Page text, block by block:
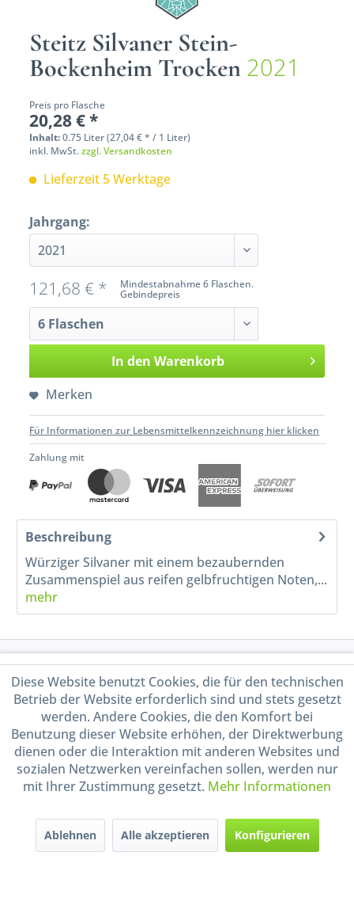
Steitz Silvaner Stein-
Bockenheim Trocken 2021
Preis pro Flasche
20,28 € *
Inhalt:0.75 Liter (27,04 € * / 1 Liter)
inkl. MwSt.zzgl. Versandkosten
Lieferzeit 5 Werktage
Jahrgang:
Mindestabnahme 6 Flaschen.
Gebindepreis
121,68 € *
In den Warenkorb
Merken
Für Informationen zur Lebensmittelkennzeichnung hier klicken
Zahlung mit
Beschreibung
Würziger Silvaner mit einem bezaubernden
Zusammenspiel aus reifen gelbfruchtigen Noten,...
mehr
Shop Service
Informationen
Handel mit BIO-Weinen
durch DE-ÖKO-009
Diese Website benutzt Cookies, die für den technischen
Betrieb der Website erforderlich sind und stets gesetzt
werden. Andere Cookies, die den Komfort bei
Benutzung dieser Website erhöhen, der Direktwerbung
dienen oder die Interaktion mit anderen Websites und
sozialen Netzwerken vereinfachen sollen, werden nur
mit Ihrer Zustimmung gesetzt. Mehr Informationen
Ablehnen Alle akzeptieren Konfigurieren